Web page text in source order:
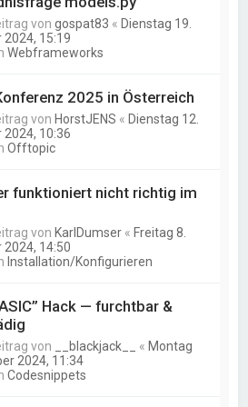
vongospat83 « Dienstag 19.
2024, 15:19
Webframeworks
2025 in Österreich
von HorstJENS « Dienstag 12.
2024, 10:36
Offtopic
funktioniert nicht richtig im
von KarlDumser « Freitag 8.
2024, 14:50
Installation/Konfigurieren
Hack — furchtbar &
von __blackjack__ « Montag
2024, 11:34
Codesnippets